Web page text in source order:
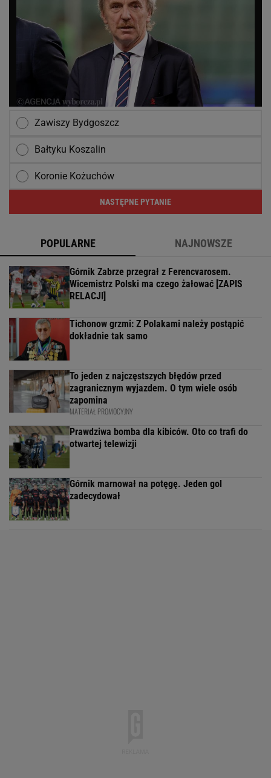
Zawiszy Bydgoszcz
Bałtyku Koszalin
Koronie Kożuchów
NASTĘPNE PYTANIE
POPULARNE NAJNOWSZE
Górnik Zabrze przegrał z Ferencvarosem.
Wicemistrz Polski ma czego żałować [ZAPIS
RELACJI]
Tichonow grzmi: Z Polakami należy postąpić
dokładnie tak samo
To jeden z najczęstszych błędów przed
zagranicznym wyjazdem. O tym wiele osób
zapomina
MATERIAŁ PROMOCYJNY
Prawdziwa bomba dla kibiców. Oto co trafi do
otwartej telewizji
Górnik marnował na potęgę. Jeden gol
zadecydował